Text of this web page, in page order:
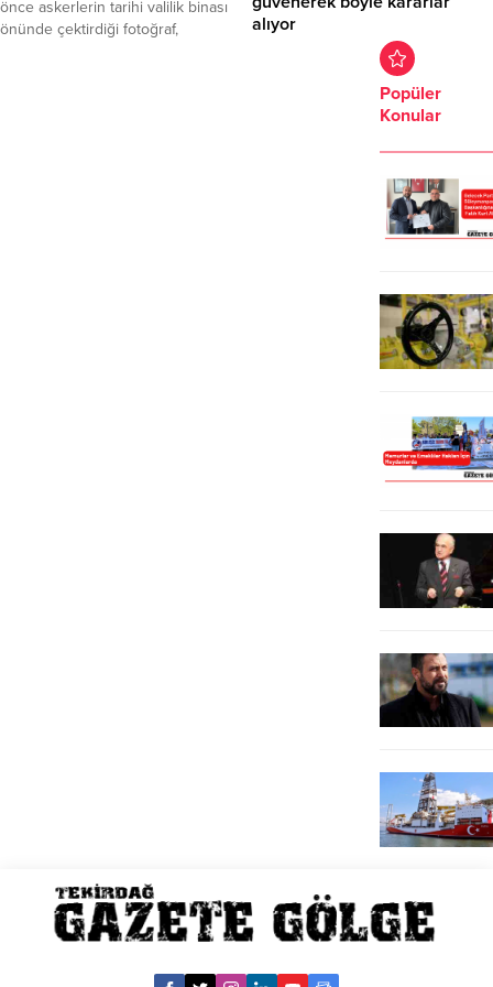
hedeflediği aktarılan...
önce askerlerin tarihi valilik binası
önünde çektirdiği fotoğraf,
alıyor
Sözcü yazarı Rahmi Turan,
bugünkü yazısında hukuk
sistemine ilişkin sert eleştirilerde
bulundu. “Ulus olarak bilinmeyen
Turan, yazısında ayrıca Eski
Anayasa Mahkemesi Başkanı Yekta
Güngör Özden ve eski Meclis
aktardığına göre, hukukçular
Özden ve Cindoruk’un
Popüler
Konular